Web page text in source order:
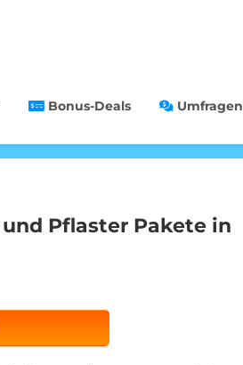
Bonus-Deals Umfragen
Pflaster Pakete in